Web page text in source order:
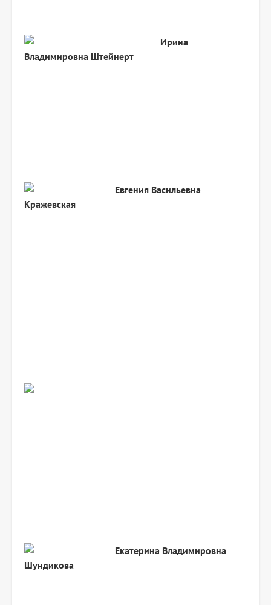
Ирина
Владимировна Штейнерт
Евгения Васильевна
Кражевская
Екатерина Владимировна
Шундикова